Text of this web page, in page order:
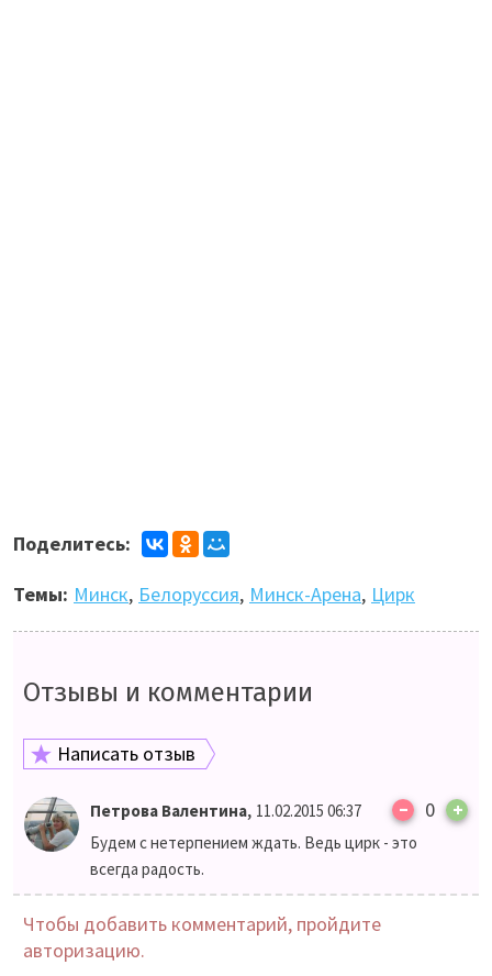
Поделитесь:
Темы: Минск, Белоруссия, Минск-Арена, Цирк
Отзывы и комментарии
Написать отзыв
Петрова Валентина, 11.02.2015 06:37 – 0 +
Будем с нетерпением ждать. Ведь цирк - это
всегда радость.
Чтобы добавить комментарий, пройдите
авторизацию.